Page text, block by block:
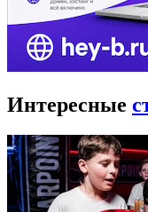
Интересные